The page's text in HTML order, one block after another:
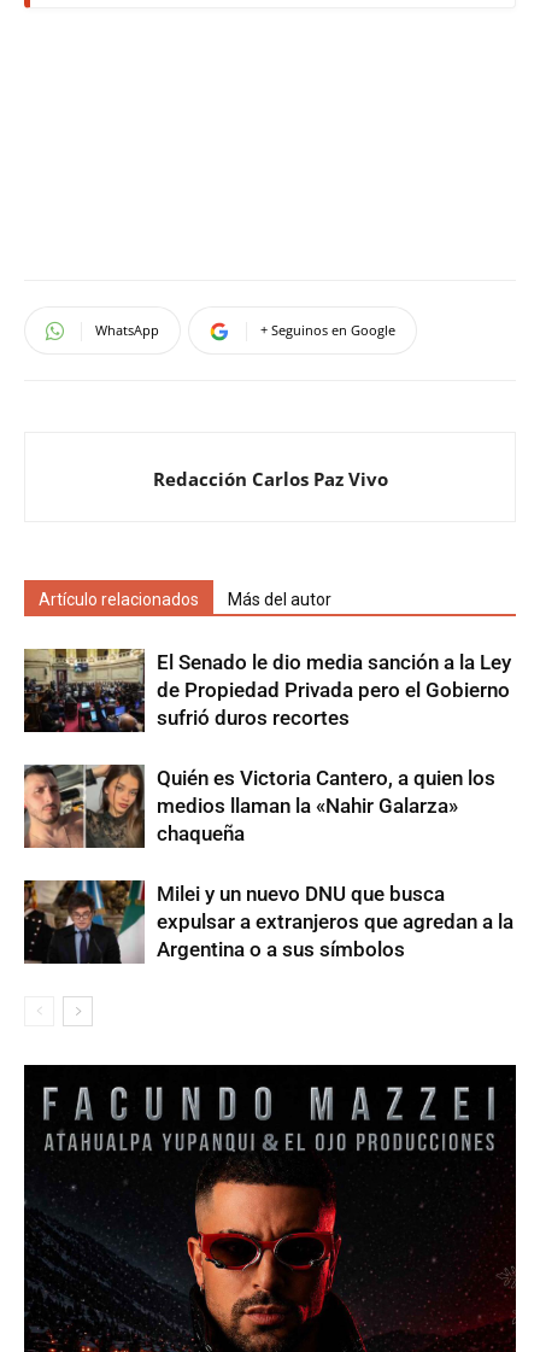
WhatsApp + Seguinos en Google
Redacción Carlos Paz Vivo
Artículo relacionados Más del autor
El Senado le dio media sanción a la Ley
de Propiedad Privada pero el Gobierno
sufrió duros recortes
Quién es Victoria Cantero, a quien los
medios llaman la «Nahir Galarza»
chaqueña
Milei y un nuevo DNU que busca
expulsar a extranjeros que agredan a la
Argentina o a sus símbolos